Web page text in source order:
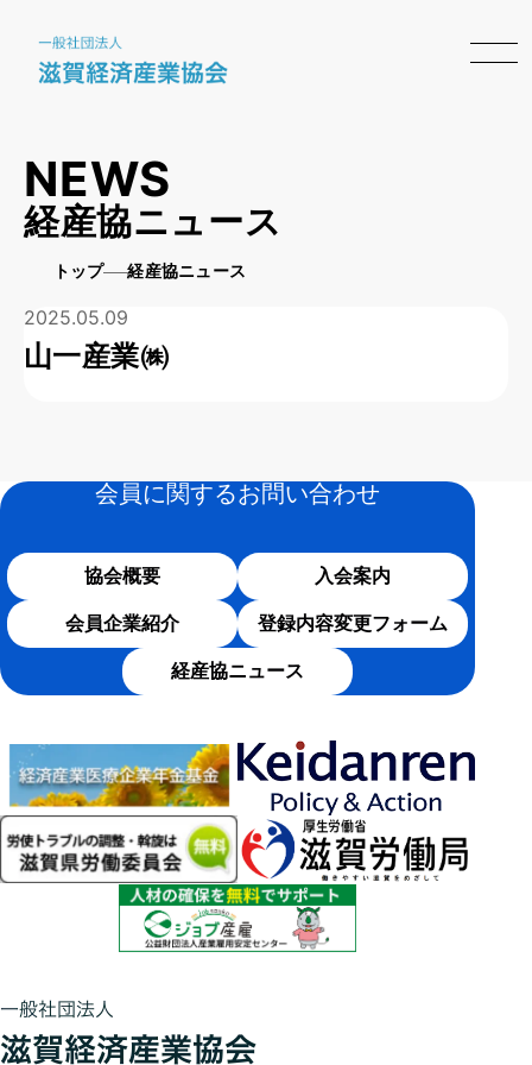
NEWS
経産協ニュース
トップ 経産協ニュース
2025.05.09
山一産業㈱
会員に関するお問い合わせ
協会概要
入会案内
会員企業紹介
登録内容変更フォーム
経産協ニュース